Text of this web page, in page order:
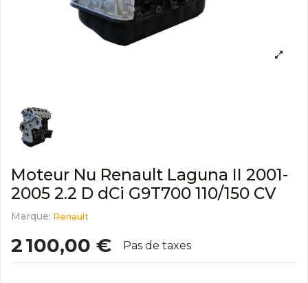
Moteur Nu Renault Laguna II 2001-
2005 2.2 D dCi G9T700 110/150 CV
Marque: Renault
2 100,00 € Pas de taxes